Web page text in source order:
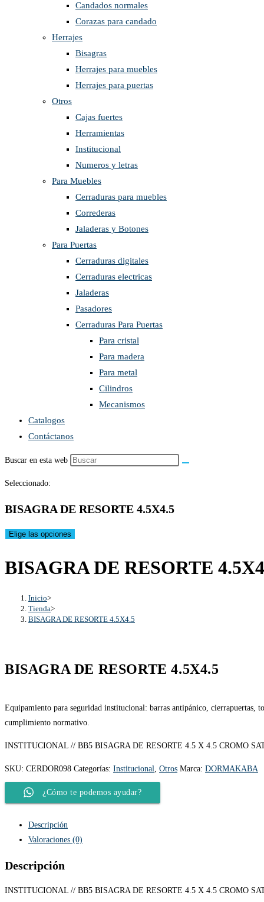
Candados normales
Corazas para candado
Herrajes
Bisagras
Herrajes para muebles
Herrajes para puertas
Otros
Cajas fuertes
Herramientas
Institucional
Numeros y letras
Para Muebles
Cerraduras para muebles
Correderas
Jaladeras y Botones
Para Puertas
Cerraduras digitales
Cerraduras electricas
Jaladeras
Pasadores
Cerraduras Para Puertas
Para cristal
Para madera
Para metal
Cilindros
Mecanismos
Catalogos
Contáctanos
Buscar en esta web
Seleccionado:
BISAGRA DE RESORTE 4.5X4.5
Elige las opciones
BISAGRA DE RESORTE
Inicio>
Tienda>
BISAGRA DE RESORTE 4.5X4.5
BISAGRA DE RESORTE 4.5X4.5
Equipamiento para seguridad institucional: barras antipánico, cierrapuertas,
cumplimiento normativo.
INSTITUCIONAL // BB5 BISAGRA DE RESORTE 4.5 X 4.5 CROMO
SKU: CERDOR098 Categorías: Institucional Otros Marca: DORMAKABA
¿Cómo te podemos ayudar?
Descripción
Valoraciones (0)
Descripción
INSTITUCIONAL // BB5 BISAGRA DE RESORTE 4.5 X 4.5 CROMO